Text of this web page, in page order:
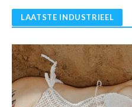
LAATSTE INDUSTRIEEL